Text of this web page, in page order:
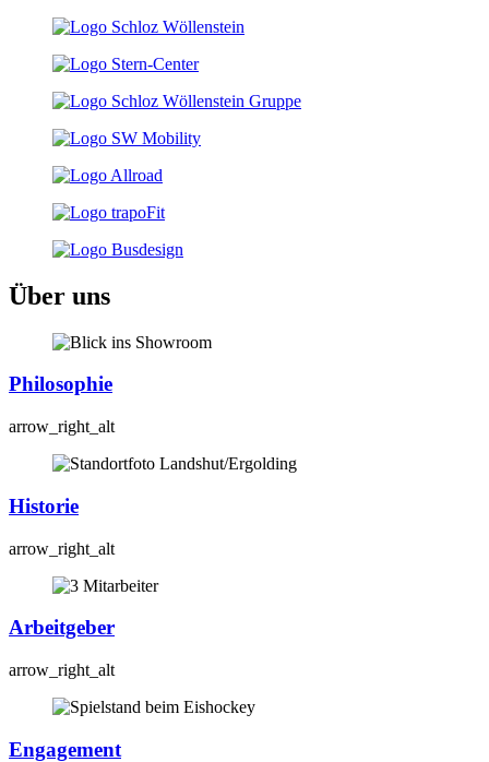
Über uns
Philosophie
arrow_right_alt
Historie
arrow_right_alt
Arbeitgeber
arrow_right_alt
Engagement